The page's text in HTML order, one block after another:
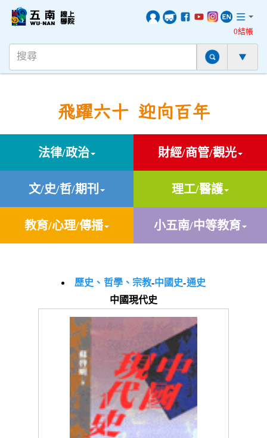
0結帳
飛躍六十 迎向百年
法律/政治 財經/商管/觀光
文/史/哲/期刊 理工/醫護
教育/心理/傳播 小五南/中等教育
歷史、哲學、宗教-中國史-通史
中國現代史